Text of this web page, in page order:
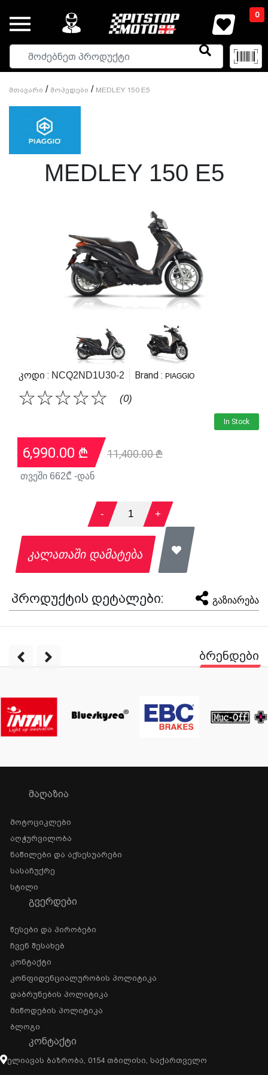
0
Მთავარი / Მოპედები / MEDLEY 150 E5
MEDLEY 150 E5
Კოდი : NCQ2ND1U30-2 Brand : PIAGGIO
☆
☆
☆
☆
☆ (0)
In Stock
6,990.00 ₾ 11,400.00 ₾
თვეში 662₾ -დან
- 1 +
კალათაში დამატება
პროდუქტის დეტალები: გაზიარება
ბრენდები
ᲛᲐᲦᲐᲖᲘᲐ
Მოტოციკლები
Აღჭურვილობა
Ნაწილები Და Აქსესუარები
Სასაჩუქრე
Სტილი
ᲒᲕᲔᲠᲓᲔᲑᲘ
Წესები Და Პირობები
Ჩვენ Შესახებ
Კონტაქტი
Კონფიდენციალურობის Პოლიტიკა
Დაბრუნების Პოლიტიკა
Მიწოდების Პოლიტიკა
Ბლოგი
ᲙᲝᲜᲢᲐᲥᲢᲘ
Ელიავას Ბაზრობა, 0154 Თბილისი, Საქართველო